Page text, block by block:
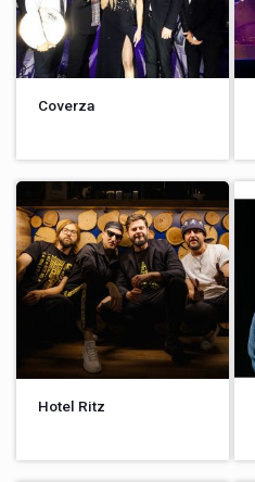
Coverza
Hotel Ritz